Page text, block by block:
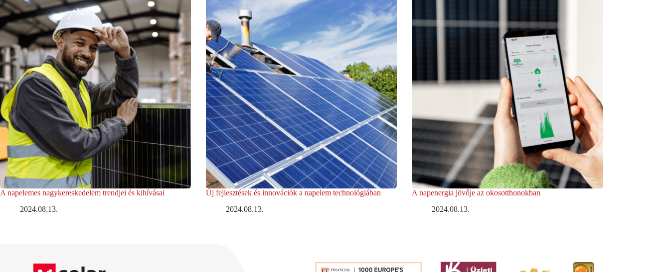
A napelemes nagykereskedelem trendjei és kihívásai
2024.08.13.
Új fejlesztések és innovációk a napelem technológiában
2024.08.13.
A napenergia jövője az okosotthonokban
2024.08.13.